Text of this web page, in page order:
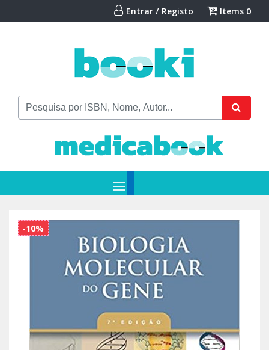
Entrar / Registo Items 0
-10%